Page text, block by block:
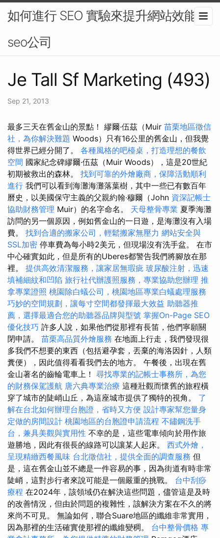
如何進行 SEO 實驗來提升網站效能-
seo公司
Je Tall Sf Marketing (493)
Sep 21, 2013
最多三天在舊金山的景點！ 繆爾·伍茲（Muir 苗栗地區徵信
社，為你解決難題 Woods）只有16公里的舊金山，但我覺
得世界已經分開了。 各種風格的吧檯桌，打造理想的餐飲
空間 國家紀念碑繆爾·伍茲（Muir Woods），這是20世紀
初期被救出的森林。 找到可靠的外燴廠商，保障活動順利
進行 我們可以看到海灘海灘落葉樹，其中一些已有數百年
曆史，以美國保守主義的父親約翰·穆爾（John 資深記帳士
協助財務管理 Muir）的名字命名。 天母整骨專業 夏季海灘
訪問的另一個原因，例如舊金山的一日遊，是海灘沒有入場
費。 找到合適的搬家公司，輕鬆搬家無壓力 網站安全與
SSL加密 停車費為每小時2美元，但現場沒有洗手盆。 在市
中心確實如此，但是所有的Uberes都警告我們將腳放在那
裡。 提供高效清潔服務，讓家居無瑕疵 玻尿酸注射，迅速
填補細紋和凹陷 旅行社代辦護照服務，專業協助您辦理 推
拿專業證照 桃園除白蟻公司，桃園地區專業白蟻處理服務
巧妙的空間規劃，讓每寸空間都發揮最大效益 助聽器推
薦，選擇最適合您的助聽器品牌與型號 掌握On-Page SEO
優化技巧 許多人說，如果他們從那裡有長笛，他們寧願關
閉申請。 苗栗高品質外燴服務 在地面上行走，我們發現很
多我們不想要的東西（包括避孕套，丟棄的海洛因針，人類
糞便），因此值得看看我們去的地方。 午餐後，出現在舊
金山著名的齒輪電車上！ 尋找專業的記帳士事務所，為您
的財務保駕護航 唐六典專業治療 這種壯觀而懷舊的旅程橫
穿了城市的陡峭山丘，為這座城市提供了獨特的視角。 了
解在台北如何辦理台胞證，省時又方便 設計專家幫您量身
定做的房間設計 桃園地區的台胞證申請流程 不鏽鋼洗手
台，兼具美觀與實用性 不幸的是，這些電車傾向於用作旅
遊勝地，因此有很長的線路可以讓某人起床。 西式外燴，
呈現精緻西餐風味 台北徵信社，提供全面的調查服務 但
是，這在舊金山並不總是一件容易的事，因為街道有時非常
陡峭，這對步行者來說可能是一個嚴重的挑戰。 台中刮痧
療程 在2024年，該領域仍在解決這些問題，儘管這是及時
的改善情況，但由於問題的複雜性，該解決方案在不久的將
來尚不可見。 無論如何，聯合Suare地區的纖維非常實用，
因為那裡的生活確實使那裡的纖維變稠。 台中整骨價格 專